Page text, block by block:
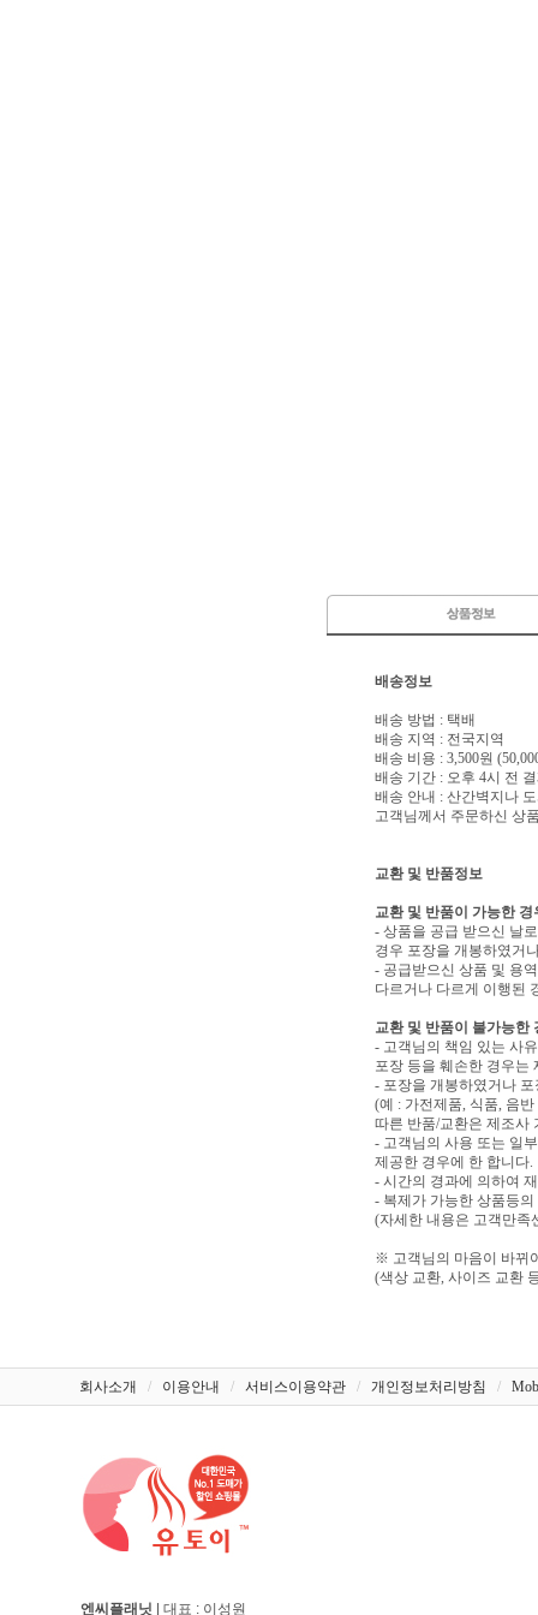
배송정보
배송 방법 : 택배
배송 지역 : 전국지역
배송 비용 : 3,500원
배송 기간 : 오후 4시 전
배송 안내 : 산간벽지나
고객님께서 주문하신 상
교환 및 반품정보
교환 및 반품이 가능한 경
- 상품을 공급 받으신 날
경우 포장을 개봉하였거
- 공급받으신 상품 및 용
다르거나 다르게 이행된
교환 및 반품이 불가능한
- 고객님의 책임 있는 사
포장 등을 훼손한 경우는
- 포장을 개봉하였거나
(예 : 가전제품, 식품, 음
따른 반품/교환은 제조사
- 고객님의 사용 또는 일
제공한 경우에 한 합니다.
- 시간의 경과에 의하여
- 복제가 가능한 상품등
(자세한 내용은 고객만족
※ 고객님의 마음이 바뀌
(색상 교환, 사이즈 교환
회사소개 / 이용안내 / 서비스이용약관 / 개인정보처리방침 /
엔씨플래닛 | 대표 : 이성원